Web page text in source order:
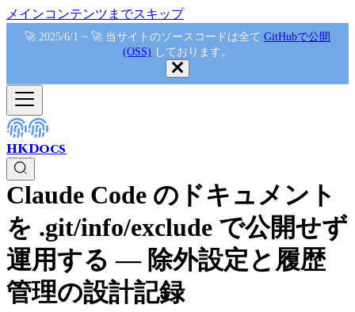
メインコンテンツまでスキップ
🚀 2025/6/1 ~ 🚀 当サイトのソースコードは全て GitHubで公開
(OSS) しております。
HKDocs
Claude Code のドキュメント
を .git/info/exclude で公開せず
運用する — 除外設定と履歴
管理の設計記録